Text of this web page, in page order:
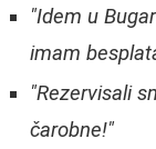
"Idem u
imam
"Rezervisali
čarobne!"